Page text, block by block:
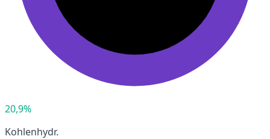
20,9%
Kohlenhydr.